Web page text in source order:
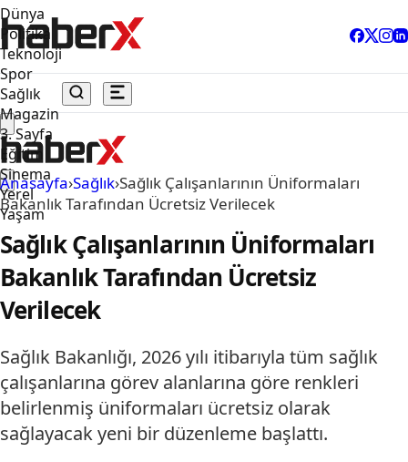
Dünya
Politika
Teknoloji
Spor
Sağlık
Magazin
3. Sayfa
Eğitim
Sinema
Yerel
Yaşam
Anasayfa›Sağlık›Sağlık Çalışanlarının Üniformaları
Bakanlık Tarafından Ücretsiz Verilecek
Sağlık Çalışanlarının Üniformaları
Bakanlık Tarafından Ücretsiz
Verilecek
Sağlık Bakanlığı, 2026 yılı itibarıyla tüm sağlık
çalışanlarına görev alanlarına göre renkleri
belirlenmiş üniformaları ücretsiz olarak
sağlayacak yeni bir düzenleme başlattı.